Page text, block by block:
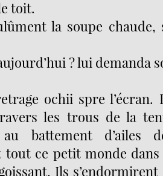
toit.
la soupe chaude,
? lui demanda
ochii spre
les trous de la
au battement d’ailes
tout ce petit monde
Ils